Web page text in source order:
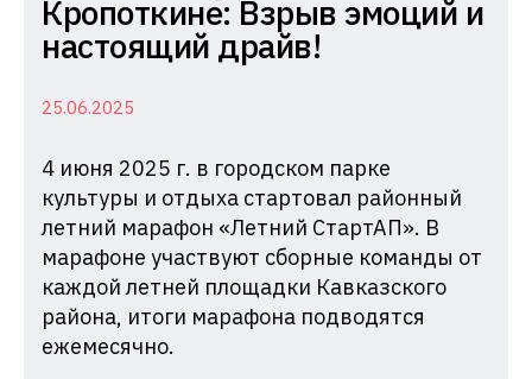
по
делам
несовершеннолетних
и
их
прав
при
Администрации
Краснодарского
края
Кропоткине: Взрыв эмоций и
настоящий драйв!
25.06.2025
4 июня 2025 г. в городском парке
культуры и отдыха стартовал районный
летний марафон «Летний СтартАП». В
марафоне участвуют сборные команды от
каждой летней площадки Кавказского
района, итоги марафона подводятся
ежемесячно.